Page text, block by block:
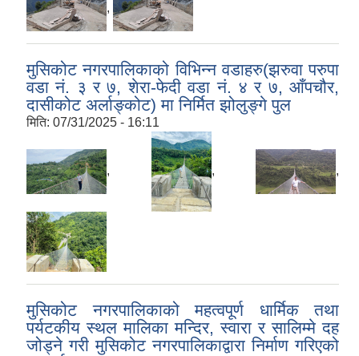
,
मुसिकोट नगरपालिकाको विभिन्न वडाहरु(झरुवा परुपा
वडा नं. ३ र ७, शेरा-फेदी वडा नं. ४ र ७, आँपचौर,
दासीकोट अर्लाङ्कोट) मा निर्मित झोलुङ्गे पुल
मिति: 07/31/2025 - 16:11
, , ,
मुसिकोट नगरपालिकाको महत्वपूर्ण धार्मिक तथा
पर्यटकीय स्थल मालिका मन्दिर, स्वारा र सालिम्मे दह
जोड्ने गरी मुसिकोट नगरपालिकाद्वारा निर्माण गरिएको